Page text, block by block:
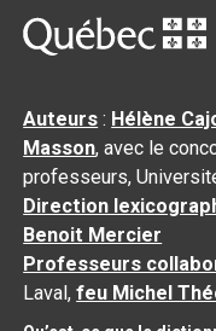
Auteurs : Hélène
Masson, avec le
professeurs,
Direction
Benoit Mercier
Professeurs
Laval,feu Michel